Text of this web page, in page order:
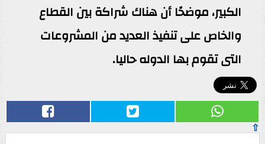
الكبير، موضحًا أن هناك شراكة بين القطاع
والخاص على تنفيذ العديد من المشروعات
التى تقوم بها الدوله حاليا.
⇧